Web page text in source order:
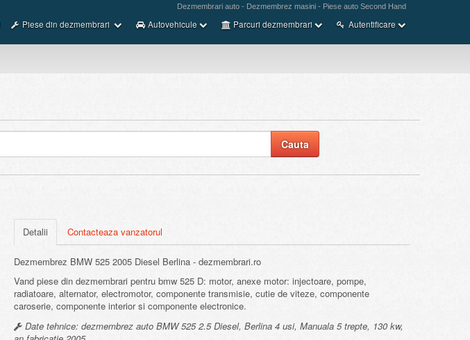
Dezmembrari auto - Dezmembrez masini - Piese auto Second Hand
Piese din dezmembrari Autovehicule Parcuri dezmembrari Autentificare
Detalii Contacteaza vanzatorul
Dezmembrez BMW 525 2005 Diesel Berlina - dezmembrari.ro
Vand piese din dezmembrari pentru bmw 525 D: motor, anexe motor: injectoare, pompe,
radiatoare, alternator, electromotor, componente transmisie, cutie de viteze, componente
caroserie, componente interior si componente electronice.
Date tehnice: dezmembrez auto BMW 525 2.5 Diesel, Berlina 4 usi, Manuala 5 trepte, 130 kw,